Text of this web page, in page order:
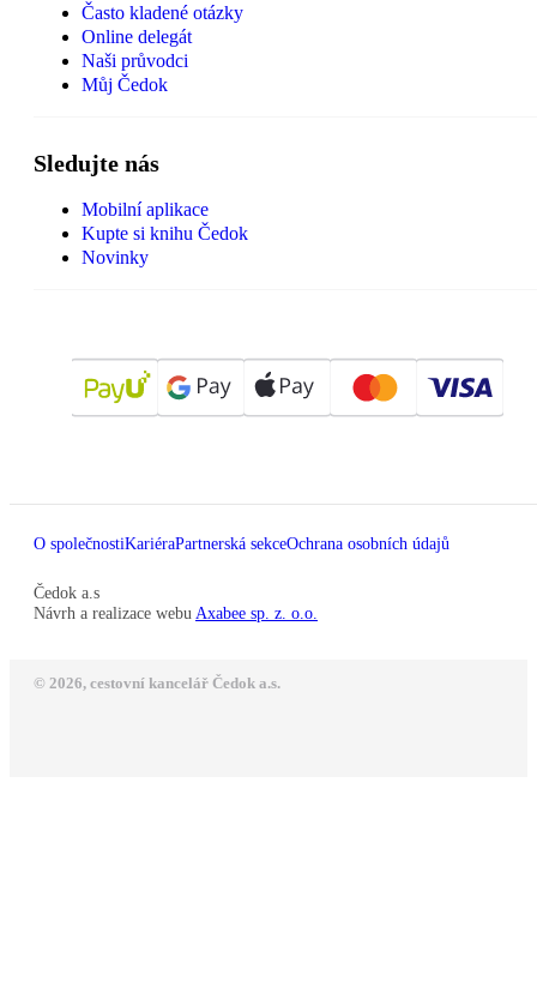
Často kladené otázky
Online delegát
Naši průvodci
Můj Čedok
Sledujte nás
Mobilní aplikace
Kupte si knihu Čedok
Novinky
O společnostiKariéraPartnerská sekceOchrana osobních údajů
Čedok a.s
Návrh a realizace webu Axabee sp. z. o.o.
© 2026, cestovní kancelář Čedok a.s.